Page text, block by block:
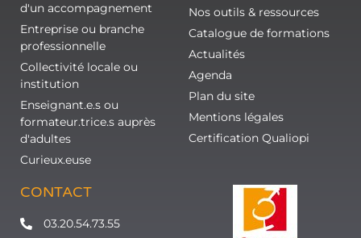
d'un accompagnement
Entreprise ou branche
professionnelle
Collectivité locale ou
institution
Enseignant.e.s ou
formateur.trice.s auprès
d'adultes
Curieux.euse
Nos outils & ressources
Catalogue de formations
Actualités
Agenda
Plan du site
Mentions légales
Certification Qualiopi
CONTACT
03.20.54.73.55